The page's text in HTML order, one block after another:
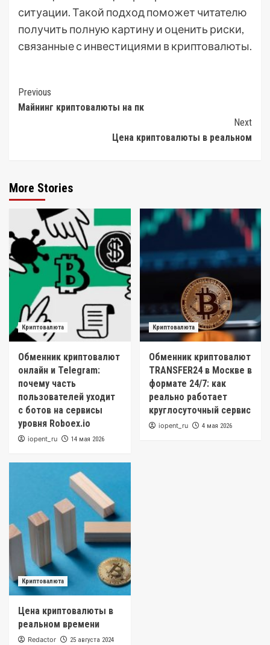
ситуации. Такой подход поможет читателю
получить полную картину и оценить риски,
связанные с инвестициями в криптовалюты.
Post
Navigation
Previous
Майнинг криптовалюты на пк
Next
Цена криптовалюты в реальном
More Stories
Криптовалюта
Обменник криптовалют
онлайн и Telegram:
почему часть
пользователей уходит
с ботов на сервисы
уровня Roboex.io
iopent_ru 14 мая 2026
Криптовалюта
Обменник криптовалют
TRANSFER24 в Москве в
формате 24/7: как
реально работает
круглосуточный сервис
iopent_ru 4 мая 2026
Криптовалюта
Цена криптовалюты в
реальном времени
Redactor 25 августа 2024